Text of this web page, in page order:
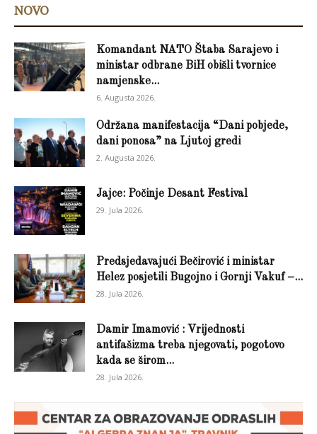
NOVO
Komandant NATO Štaba Sarajevo i
ministar odbrane BiH obišli tvornice
namjenske...
6. Augusta 2026.
Održana manifestacija “Dani pobjede,
dani ponosa” na Ljutoj gredi
2. Augusta 2026.
Jajce: Počinje Desant Festival
29. Jula 2026.
Predsjedavajući Bečirović i ministar
Helez posjetili Bugojno i Gornji Vakuf –...
28. Jula 2026.
Damir Imamović : Vrijednosti
antifašizma treba njegovati, pogotovo
kada se širom...
28. Jula 2026.